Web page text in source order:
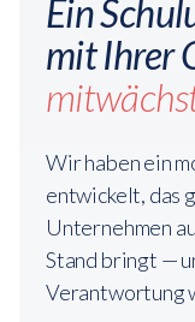
Ein
mit Ihrer
Wir haben ein
entwickelt, das
Unternehmen
Stand bringt —
Verantwortung